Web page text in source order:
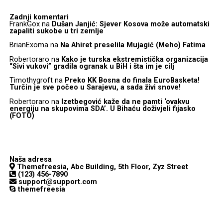
Zadnji komentari
FrankGoxna Dušan Janjić: Sjever Kosova može automatski
zapaliti sukobe u tri zemlje
BrianExomana Na Ahiret preselila Mujagić (Meho) Fatima
Robertoraro na Kako je turska ekstremistička organizacija
“Sivi vukovi” gradila ogranak u BiH i šta im je cilj
Timothygroftna Preko KK Bosna do finala EuroBasketa!
Turčin je sve počeo u Sarajevu, a sada živi snove!
Robertoraro na Izetbegović kaže da ne pamti ‘ovakvu
energiju na skupovima SDA’. U Bihaću doživjeli fijasko
(FOTO)
Naša adresa
Themefreesia, Abc Building, 5th Floor, Zyz Street
(123) 456-7890
support@support.com
themefreesia